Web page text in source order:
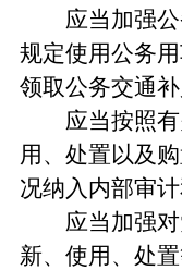
应当加强公
规定使用公务
领取公务交通
应当按照有
用、处置以及
况纳入内部审
应当加强对
新、使用、处